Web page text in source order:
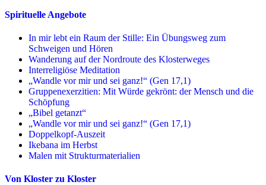
Spirituelle Angebote
In mir lebt ein Raum der Stille: Ein Übungsweg zum
Schweigen und Hören
Wanderung auf der Nordroute des Klosterweges
Interreligiöse Meditation
„Wandle vor mir und sei ganz!“ (Gen 17,1)
Gruppenexerzitien: Mit Würde gekrönt: der Mensch und die
Schöpfung
„Bibel getanzt“
„Wandle vor mir und sei ganz!“ (Gen 17,1)
Doppelkopf-Auszeit
Ikebana im Herbst
Malen mit Strukturmaterialien
Von Kloster zu Kloster